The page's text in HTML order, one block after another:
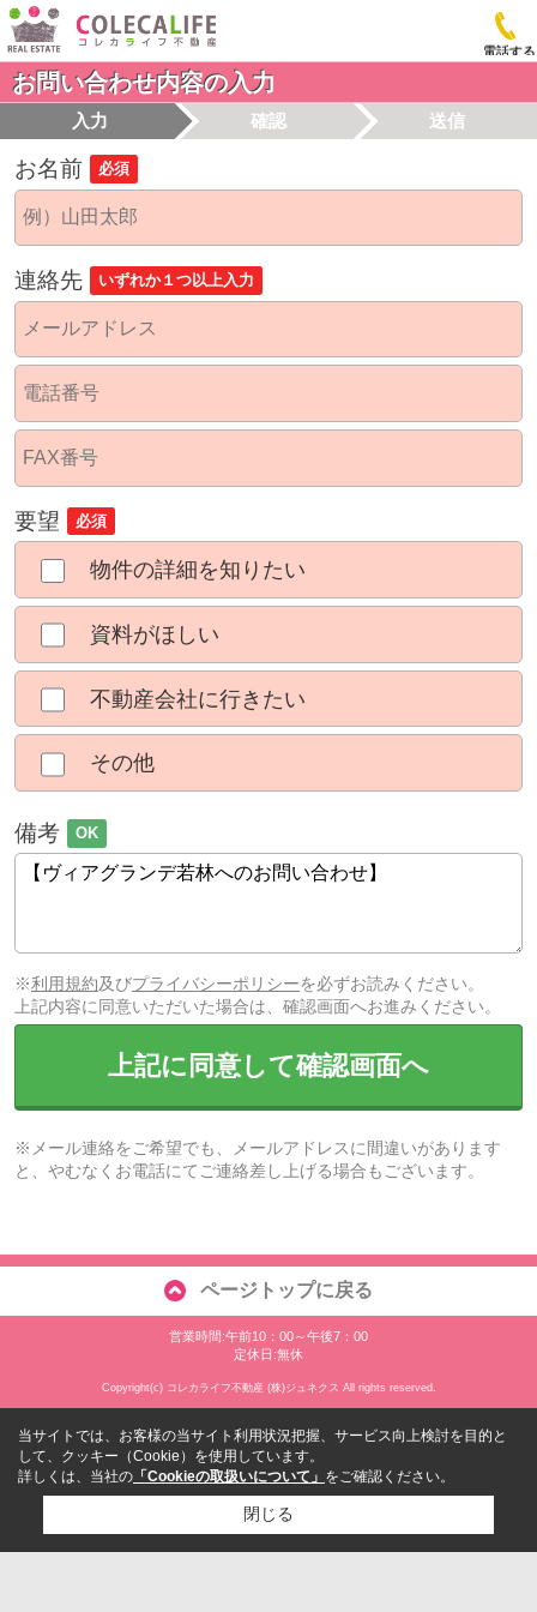
電話する
お問い合わせ内容の入力
入力 確認 送信
お名前 必須
連絡先 いずれか１つ以上入力
要望 必須
物件の詳細を知りたい
資料がほしい
不動産会社に行きたい
その他
備考 OK
※利用規約及びプライバシーポリシーを必ずお読みください。
上記内容に同意いただいた場合は、確認画面へお進みください。
上記に同意して確認画面へ
※メール連絡をご希望でも、メールアドレスに間違いがあります
と、やむなくお電話にてご連絡差し上げる場合もございます。
ページトップに戻る
営業時間:午前10：00～午後7：00
定休日:無休
Copyright(c) コレカライフ不動産 (株)ジュネクス All rights reserved.
当サイトでは、お客様の当サイト利用状況把握、サービス向上検討を目的と
して、クッキー（Cookie）を使用しています。
詳しくは、当社の 「Cookieの取扱いについて」 をご確認ください。
閉じる